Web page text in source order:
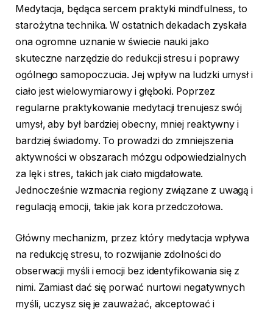
Medytacja, będąca sercem praktyki mindfulness, to
starożytna technika. W ostatnich dekadach zyskała
ona ogromne uznanie w świecie nauki jako
skuteczne narzędzie do redukcji stresu i poprawy
ogólnego samopoczucia. Jej wpływ na ludzki umysł i
ciało jest wielowymiarowy i głęboki. Poprzez
regularne praktykowanie medytacji trenujesz swój
umysł, aby był bardziej obecny, mniej reaktywny i
bardziej świadomy. To prowadzi do zmniejszenia
aktywności w obszarach mózgu odpowiedzialnych
za lęk i stres, takich jak ciało migdałowate.
Jednocześnie wzmacnia regiony związane z uwagą i
regulacją emocji, takie jak kora przedczołowa.
Główny mechanizm, przez który medytacja wpływa
na redukcję stresu, to rozwijanie zdolności do
obserwacji myśli i emocji bez identyfikowania się z
nimi. Zamiast dać się porwać nurtowi negatywnych
myśli, uczysz się je zauważać, akceptować i